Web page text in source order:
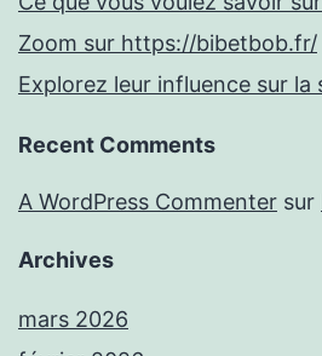
Zoom sur https://bibetbob.fr/
Explorez leur influence sur la
Recent Comments
A WordPress Commenter sur
Archives
mars 2026